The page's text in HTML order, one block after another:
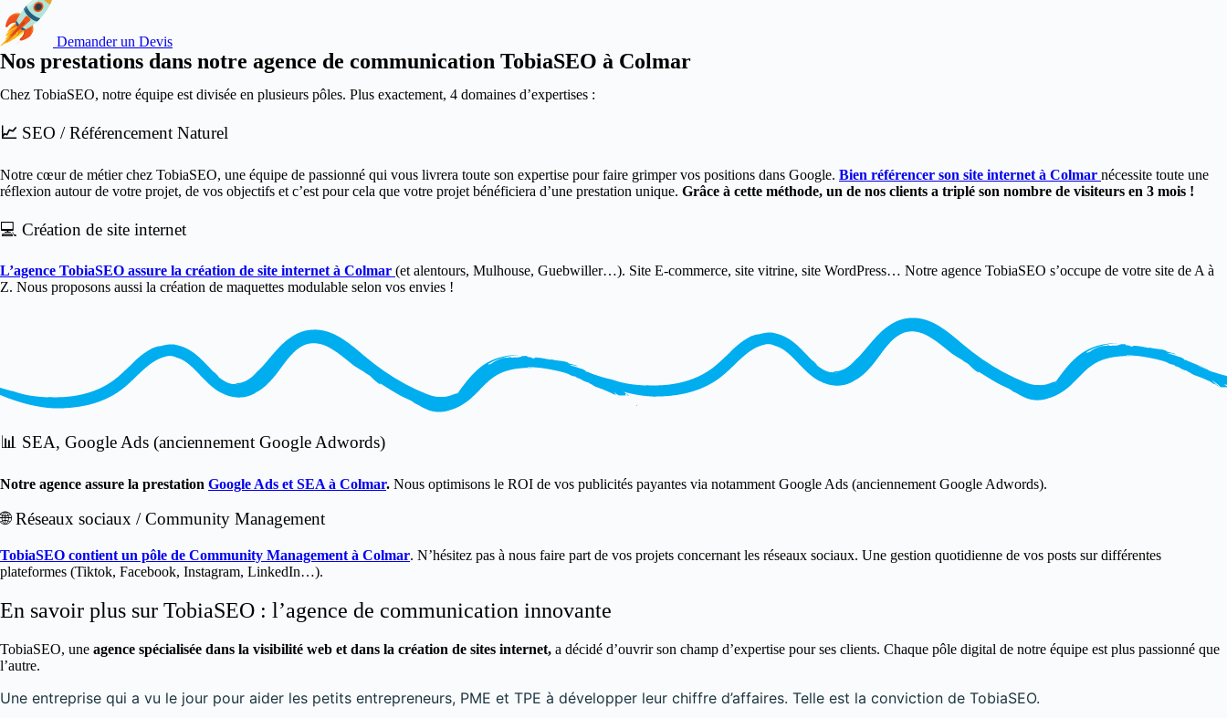
Demander un Devis
Nos prestations dans notre agence de communication TobiaSEO à Colmar
Chez TobiaSEO, notre équipe est divisée en plusieurs pôles. Plus exactement, 4 domaines d’expertises :
📈 SEO / Référencement Naturel
Notre cœur de métier chez TobiaSEO, une équipe de passionné qui vous livrera toute son expertise pour faire grimper vos positions dans Google. Bien référencer son site internet à Colmar nécessite toute une
réflexion autour de votre projet, de vos objectifs et c’est pour cela que votre projet bénéficiera d’une prestation unique. Grâce à cette méthode, un de nos clients a triplé son nombre de visiteurs en 3 mois !
💻 Création de site internet
L’agence TobiaSEO assure la création de site internet à Colmar (et alentours, Mulhouse, Guebwiller…). Site E-commerce, site vitrine, site WordPress… Notre agence TobiaSEO s’occupe de votre site de A à
Z. Nous proposons aussi la création de maquettes modulable selon vos envies !
📊 SEA, Google Ads (anciennement Google Adwords)
Notre agence assure la prestation Google Ads et SEA à Colmar. Nous optimisons le ROI de vos publicités payantes via notamment Google Ads (anciennement Google Adwords).
🌐 Réseaux sociaux / Community Management
TobiaSEO contient un pôle de Community Management à Colmar. N’hésitez pas à nous faire part de vos projets concernant les réseaux sociaux. Une gestion quotidienne de vos posts sur différentes
plateformes (Tiktok, Facebook, Instagram, LinkedIn…).
En savoir plus sur TobiaSEO : l’agence de communication innovante
TobiaSEO, une agence spécialisée dans la visibilité web et dans la création de sites internet, a décidé d’ouvrir son champ d’expertise pour ses clients. Chaque pôle digital de notre équipe est plus passionné que
l’autre.
Une entreprise qui a vu le jour pour aider les petits entrepreneurs, PME et TPE à développer leur chiffre d’affaires. Telle est la conviction de TobiaSEO.